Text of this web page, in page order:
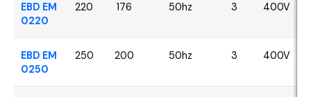
EBD EM
0220
220 176 50hz 3 400V
EBD EM
0250
250 200 50hz 3 400V